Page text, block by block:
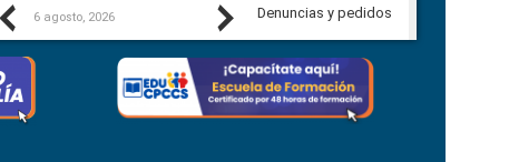
Previous
6 agosto, 2026 5 agosto, 2026
Next
Denuncias y pedidos